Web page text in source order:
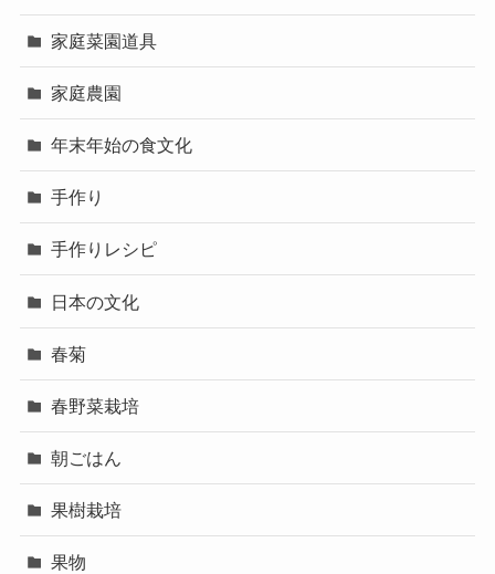
家庭菜園道具
家庭農園
年末年始の食文化
手作り
手作りレシピ
日本の文化
春菊
春野菜栽培
朝ごはん
果樹栽培
果物